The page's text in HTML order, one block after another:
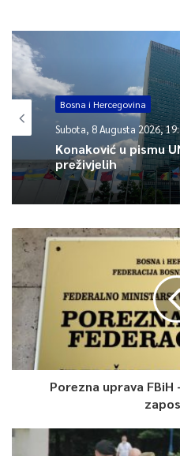
Article
Bosna i Hercegovina
Subota, 8 Augusta 2026,
Konaković u pismu
preživjelih
Porezna uprava FBiH